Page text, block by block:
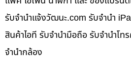
รับจํานําแจ้งวัฒนะ.com รับจำนำ
สินค้าไอที รับจำนำมือถือ รับจำนำโ
จำนำกล้อง